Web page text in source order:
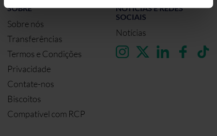
SOBRE
Sobre nós
Transferências
Termos e Condições
Privacidade
Contate-nos
Biscoitos
Compatível com RCP
NOTÍCIAS E REDES
SOCIAIS
Notícias